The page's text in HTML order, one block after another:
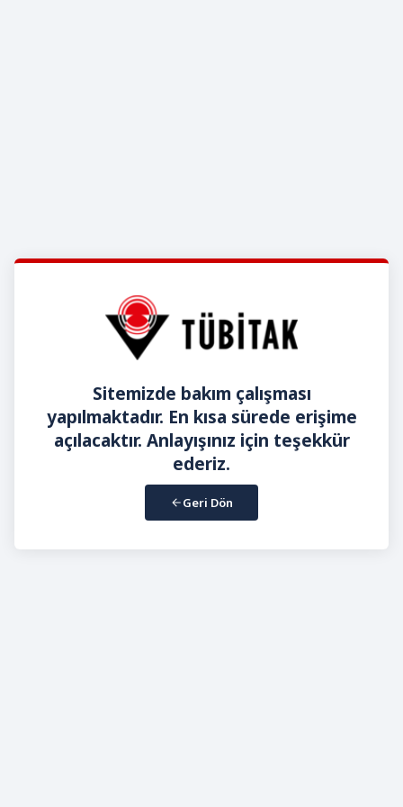
Sitemizde bakım çalışması
yapılmaktadır. En kısa sürede erişime
açılacaktır. Anlayışınız için teşekkür
ederiz.
Geri Dön